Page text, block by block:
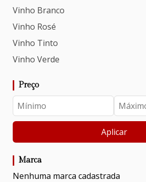
Vinho Branco
Vinho Rosé
Vinho Tinto
Vinho Verde
Preço
Aplicar
Marca
Nenhuma marca cadastrada